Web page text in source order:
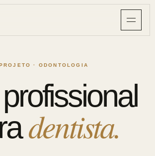
· ODONTOLOGIA
dentista.